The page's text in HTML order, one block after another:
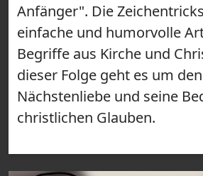
Anfänger". Die
einfache und humorvolle
Begriffe aus Kirche und
dieser Folge geht es um
Nächstenliebe und seine
christlichen Glauben.